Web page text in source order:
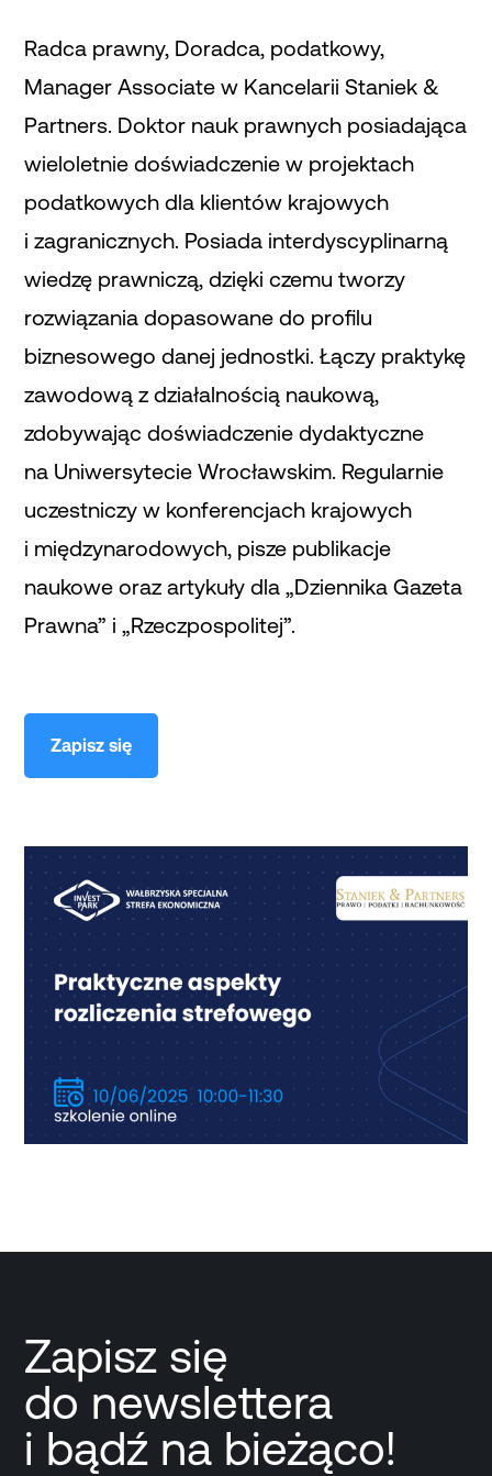
Radca prawny, Doradca, podatkowy,
Manager Associate w Kancelarii Staniek &
Partners. Doktor nauk prawnych posiadająca
wieloletnie doświadczenie w projektach
podatkowych dla klientów krajowych
i zagranicznych. Posiada interdyscyplinarną
wiedzę prawniczą, dzięki czemu tworzy
rozwiązania dopasowane do profilu
biznesowego danej jednostki. Łączy praktykę
zawodową z działalnością naukową,
zdobywając doświadczenie dydaktyczne
na Uniwersytecie Wrocławskim. Regularnie
uczestniczy w konferencjach krajowych
i międzynarodowych, pisze publikacje
naukowe oraz artykuły dla „Dziennika Gazeta
Prawna” i „Rzeczpospolitej”.
Zapisz się
Zapisz się
do newslettera
i bądź na bieżąco!